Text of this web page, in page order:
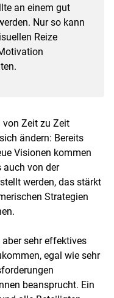
an einem gut
Nur so kann
Reize
von Zeit zu Zeit
ändern: Bereits
Visionen kommen
auch von der
werden, das stärkt
Strategien
sehr effektives
egal wie sehr
beansprucht. Ein